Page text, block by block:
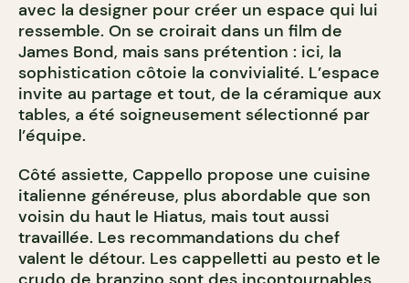
avec la designer pour créer un espace qui lui
ressemble. On se croirait dans un film de
James Bond, mais sans prétention : ici, la
sophistication côtoie la convivialité. L’espace
invite au partage et tout, de la céramique aux
tables, a été soigneusement sélectionné par
l’équipe.
Côté assiette, Cappello propose une cuisine
italienne généreuse, plus abordable que son
voisin du haut le Hiatus, mais tout aussi
travaillée. Les recommandations du chef
valent le détour. Les cappelletti au pesto et le